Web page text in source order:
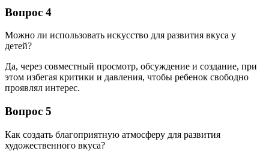
Вопрос 4
Можно ли использовать искусство для развития вкуса у
детей?
Да, через совместный просмотр, обсуждение и создание, при
этом избегая критики и давления, чтобы ребенок свободно
проявлял интерес.
Вопрос 5
Как создать благоприятную атмосферу для развития
художественного вкуса?